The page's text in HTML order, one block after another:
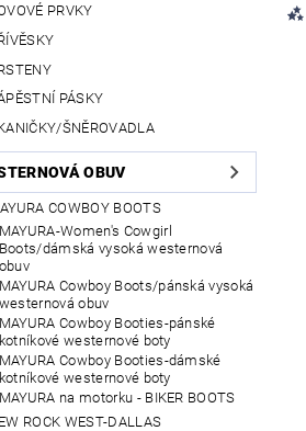
PRVKY
PÁSKY
ŠNĚROVADLA
OBUV
COWBOY BOOTS
MAYURA-Women's Cowgirl
Boots/dámská vysoká westernová
obuv
MAYURA Cowboy Boots/pánská vysoká
westernová obuv
MAYURA Cowboy Booties-pánské
kotníkové westernové boty
MAYURA Cowboy Booties-dámské
kotníkové westernové boty
MAYURA na motorku - BIKER BOOTS
ROCK WEST-DALLAS